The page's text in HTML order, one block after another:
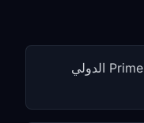
الوصول إلى محتوى Prime Video الدولي